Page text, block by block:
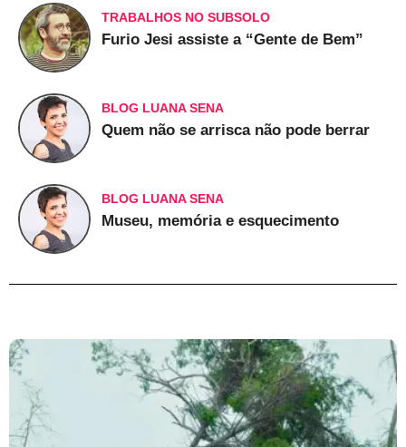
TRABALHOS NO SUBSOLO
Furio Jesi assiste a “Gente de Bem”
BLOG LUANA SENA
Quem não se arrisca não pode berrar
BLOG LUANA SENA
Museu, memória e esquecimento